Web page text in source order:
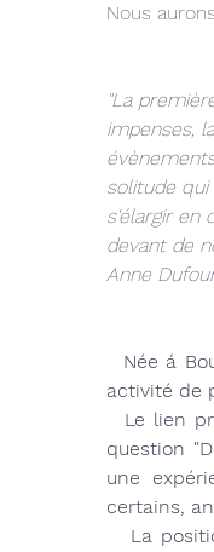
Nous
"La
impenses,
solitude qui
s'élargir en
devant de
Anne
Née á
activité de
Le lien
question
une
certains,
La